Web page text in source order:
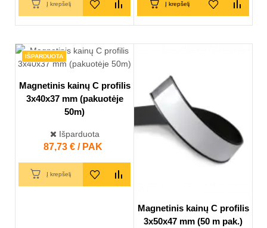
Į krepšelį Į krepšelį
IŠPARDUOTA
Magnetinis kainų C profilis
3x40x37 mm (pakuotėje
50m)
Išparduota
Kaina
87,73 € / PAK
Į krepšelį
Magnetinis kainų C profilis
3x50x47 mm (50 m pak.)